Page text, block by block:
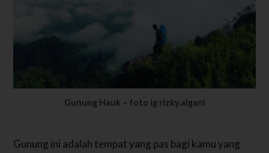
Gunung Hauk – foto ig rizky.algani
Gunung ini adalah tempat yang pas bagi kamu yang